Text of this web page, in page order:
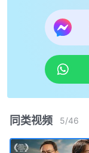
同类视频 5/46